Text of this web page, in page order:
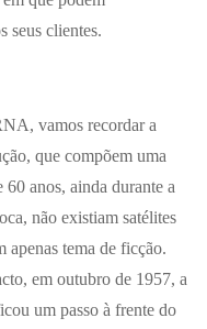
seus clientes.
vamos recordar a
que compõem uma
anos, ainda durante a
não existiam satélites
apenas tema de ficção.
em outubro de 1957, a
um passo à frente do